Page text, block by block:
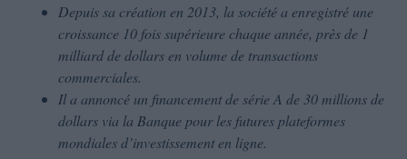
Depuis sa création en 2013, la société a enregistré une
croissance 10 fois supérieure chaque année, près de 1
milliard de dollars en volume de transactions
commerciales.
Il a annoncé un financement de série A de 30 millions de
dollars via la Banque pour les futures plateformes
mondiales d’investissement en ligne.